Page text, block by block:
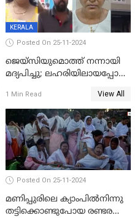
KERALA
Posted On 25-11-2024
ജെയ്‌സിയുമൊത്ത് നന്നായി
മദ്യപിച്ചു; ലഹരിയിലായപ്പോൾ
പലവട്ടം അടിച്ചു;
നിലവിളിച്ചപ്പോൾ മുഖത്ത്
തലയിണ വച്ചമർത്തി;
അരുംകൊലയിൽ യുവാവും
യുവതിയും പിടിയിൽ
1 Min Read View All
Posted On 25-11-2024
മണിപ്പുരിലെ ക്യാംപില്‍നിന്നു
തട്ടിക്കൊണ്ടുപോയ രണ്ടര